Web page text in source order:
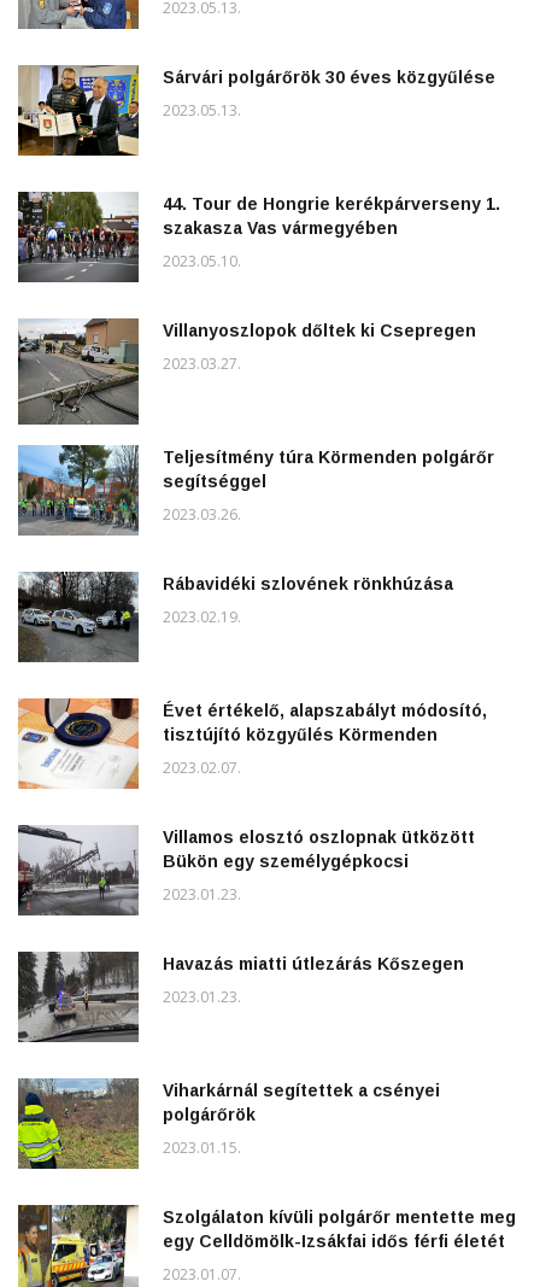
2023.05.13.
Sárvári polgárőrök 30 éves közgyűlése
2023.05.13.
44. Tour de Hongrie kerékpárverseny 1.
szakasza Vas vármegyében
2023.05.10.
Villanyoszlopok dőltek ki Csepregen
2023.03.27.
Teljesítmény túra Körmenden polgárőr
segítséggel
2023.03.26.
Rábavidéki szlovének rönkhúzása
2023.02.19.
Évet értékelő, alapszabályt módosító,
tisztújító közgyűlés Körmenden
2023.02.07.
Villamos elosztó oszlopnak ütközött
Bükön egy személygépkocsi
2023.01.23.
Havazás miatti útlezárás Kőszegen
2023.01.23.
Viharkárnál segítettek a csényei
polgárőrök
2023.01.15.
Szolgálaton kívüli polgárőr mentette meg
egy Celldömölk-Izsákfai idős férfi életét
2023.01.07.